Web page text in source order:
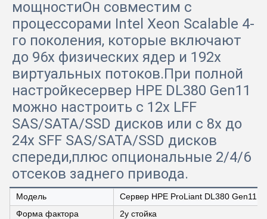
мощностиОн совместим с
процессорами Intel Xeon Scalable 4-
го поколения, которые включают
до 96x физических ядер и 192x
виртуальных потоков.При полной
настройкесервер HPE DL380 Gen11
можно настроить с 12x LFF
SAS/SATA/SSD дисков или с 8x до
24x SFF SAS/SATA/SSD дисков
спереди,плюс опциональные 2/4/6
отсеков заднего привода.
Модель
Сервер HPE ProLiant DL380 Gen11
Форма фактора
2у стойка